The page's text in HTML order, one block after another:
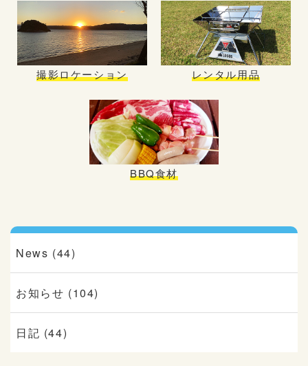
撮影ロケーション レンタル用品
BBQ食材
News (44)
お知らせ (104)
日記 (44)